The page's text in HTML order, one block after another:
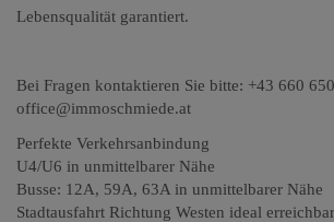
Lebensqualität garantiert.
Bei Fragen kontaktieren Sie bitte: +43 660
office@immoschmiede.at
Perfekte Verkehrsanbindung
U4/U6 in unmittelbarer Nähe
Busse: 12A, 59A, 63A in unmittelbarer Nähe
Stadtausfahrt Richtung Westen ideal erreichbar